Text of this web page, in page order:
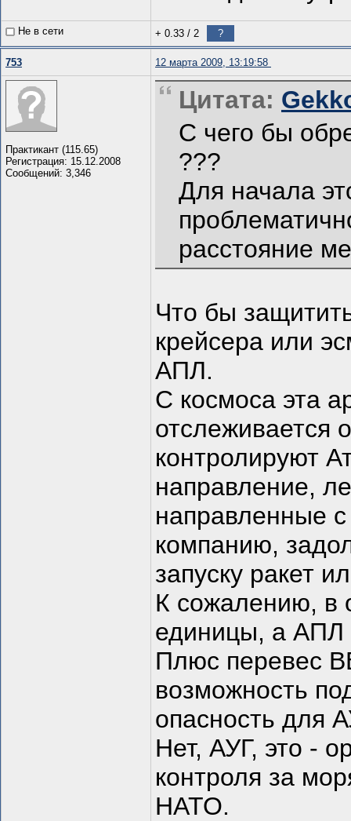
Не в сети + 0.33 / 2 ?
753 12 марта 2009, 13:19:58
Практикант (115.65)
Регистрация: 15.12.2008
Сообщений: 3,346
Цитата:
С чего бы
???
Для начала
расстояние
Что бы
крейсера или
АПЛ.
С космоса эта
отслеживается
контролируют
направление,
направленные
компанию,
запуску ракет
К сожалению, в
единицы, а АПЛ
Плюс перевес
возможность
опасность для
Нет, АУГ, это -
контроля за
НАТО.